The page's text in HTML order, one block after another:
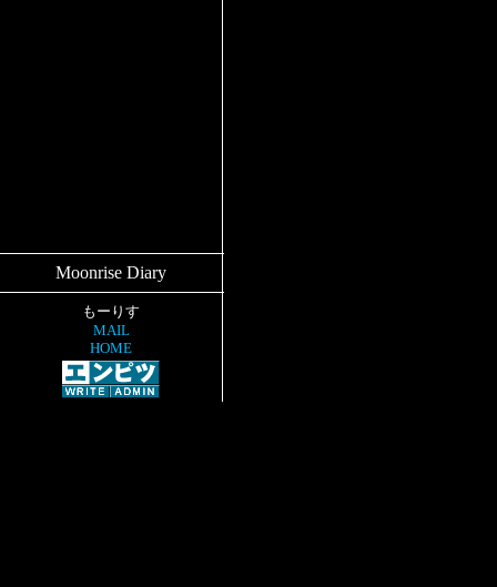
Moonrise Diary
もーりす
MAIL
HOME